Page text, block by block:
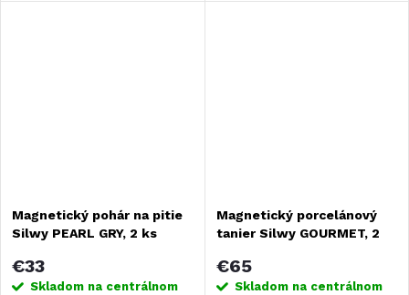
Magnetický pohár na pitie
Silwy PEARL GRY, 2 ks
€33
Skladom na centrálnom
Magnetický porcelánový
tanier Silwy GOURMET, 2
€65
Skladom na centrálnom